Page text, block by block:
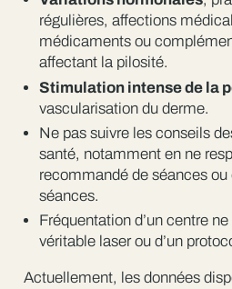
régulières, affections
médicaments ou
affectant la pilosité.
Stimulation intense de la
vascularisation du derme.
Ne pas suivre les conseils
santé, notamment en ne
recommandé de séances ou
séances.
Fréquentation d’un centre
véritable laser ou d’un
Actuellement, les données